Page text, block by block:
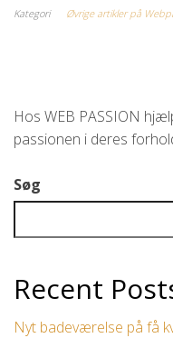
Kategori Øvrige artikler på
Hos WEB PASSION
passionen i deres
Søg
Recent
Nyt badeværelse på få